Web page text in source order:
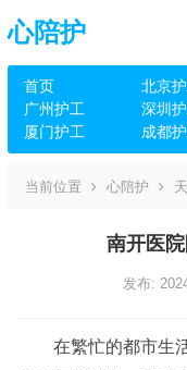
心陪护
首页 北京
广州护工
深圳
厦门护工
成都
当前位置 心陪护
南开医
发布:
在繁忙的都市生活